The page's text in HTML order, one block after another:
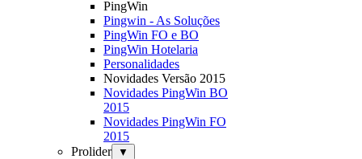
PingWin
Pingwin - As Soluções
PingWin FO e BO
PingWin Hotelaria
Personalidades
Novidades Versão 2015
Novidades PingWin BO
2015
Novidades PingWin FO
2015
Prolider
▼